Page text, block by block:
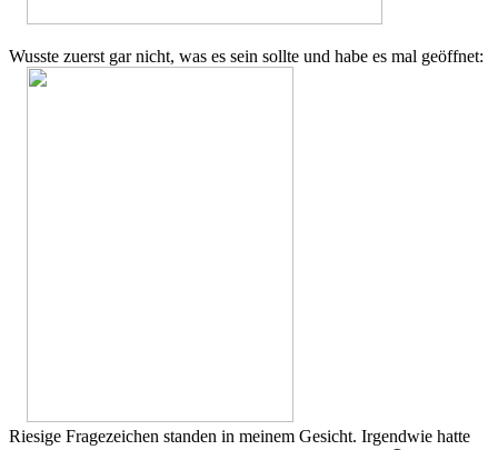
Wusste zuerst gar nicht, was es sein sollte und habe es mal geöffnet:
Riesige Fragezeichen standen in meinem Gesicht. Irgendwie hatte